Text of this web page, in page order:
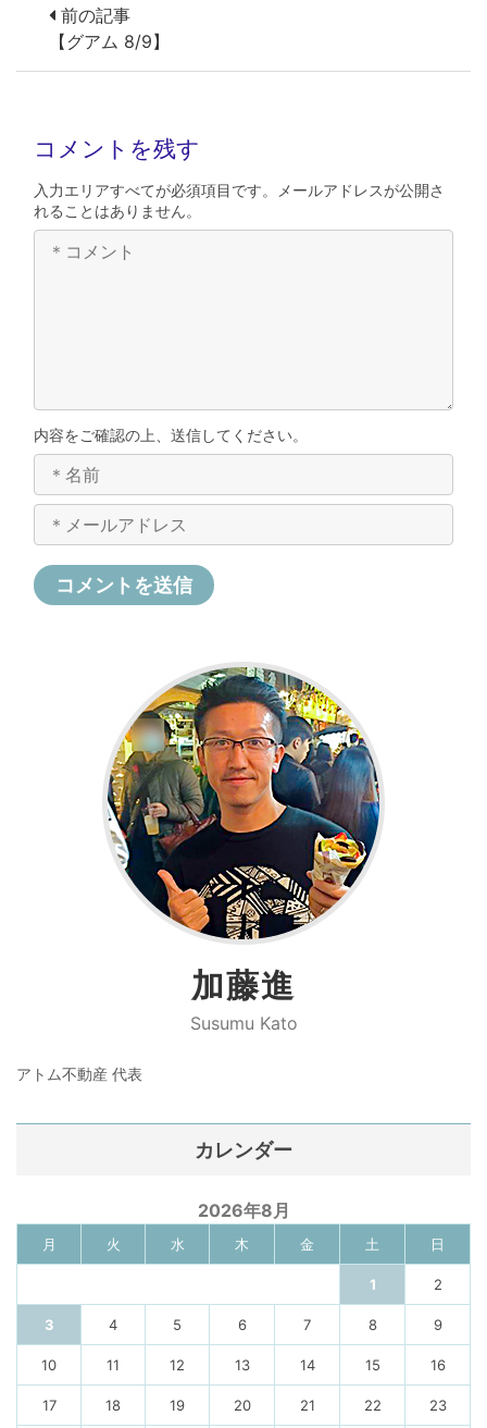
前の記事
【グアム 8/9】
コメントを残す
入力エリアすべてが必須項目です。メールアドレスが公開さ
れることはありません。
内容をご確認の上、送信してください。
加藤進
Susumu Kato
アトム不動産 代表
カレンダー
2026年8月
月 火 水 木 金 土 日
1 2
3 4 5 6 7 8 9
10 11 12 13 14 15 16
17 18 19 20 21 22 23